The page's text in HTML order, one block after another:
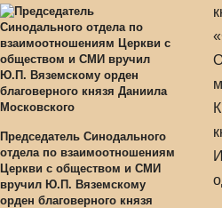
Председатель Синодального
отдела по взаимоотношениям
Церкви с обществом и СМИ
вручил Ю.П. Вяземскому
орден благоверного князя